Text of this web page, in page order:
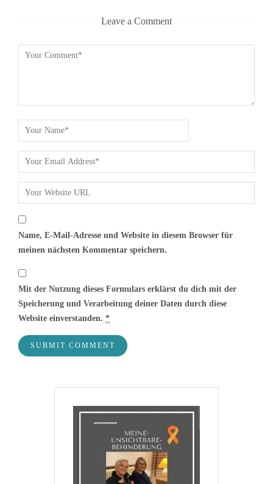
Leave a Comment
Name, E-Mail-Adresse und Website in diesem Browser für
meinen nächsten Kommentar speichern.
Mit der Nutzung dieses Formulars erklärst du dich mit der
Speicherung und Verarbeitung deiner Daten durch diese
Website einverstanden. *